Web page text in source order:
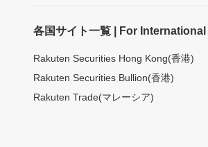
各国サイト一覧 | For International
Rakuten Securities Hong Kong(香港)
Rakuten Securities Bullion(香港)
Rakuten Trade(マレーシア)